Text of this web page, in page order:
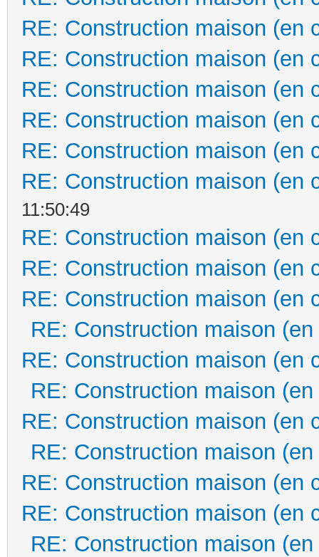
RE: Construction maison (en
RE: Construction maison (en
RE: Construction maison (en
RE: Construction maison (en
RE: Construction maison (en
RE: Construction maison (en
11:50:49
RE: Construction maison (en
RE: Construction maison (en
RE: Construction maison (en
RE: Construction maison
RE: Construction maison (en
RE: Construction maison
RE: Construction maison (en
RE: Construction maison
RE: Construction maison (en
RE: Construction maison (en
RE: Construction maison